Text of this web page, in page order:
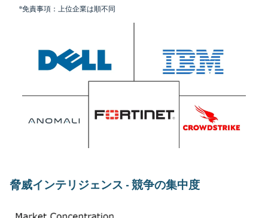
*免責事項：上位企業は順不同
脅威インテリジェンス - 競争の集中度